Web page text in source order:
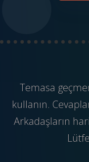
Temasa
kullanın.
Arkadaşların